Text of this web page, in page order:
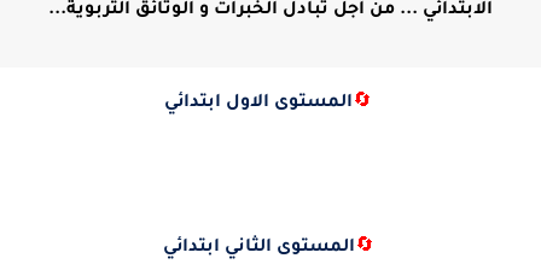
الابتدائي ... من أجل تبادل الخبرات و الوثائق التربوية...
🔄المستوى الاول ابتدائي
🔄المستوى الثاني ابتدائي